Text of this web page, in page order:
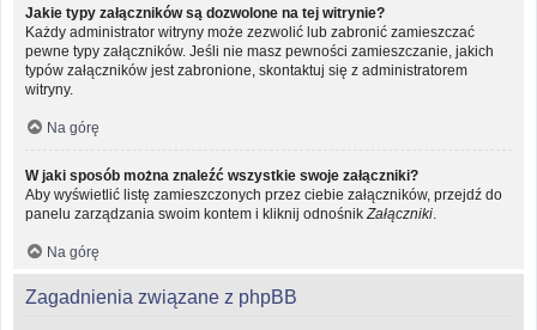
Jakie typy załączników są dozwolone na tej witrynie?
Każdy administrator witryny może zezwolić lub zabronić zamieszczać
pewne typy załączników. Jeśli nie masz pewności zamieszczanie, jakich
typów załączników jest zabronione, skontaktuj się z administratorem
witryny.
Na górę
W jaki sposób można znaleźć wszystkie swoje załączniki?
Aby wyświetlić listę zamieszczonych przez ciebie załączników, przejdź do
panelu zarządzania swoim kontem i kliknij odnośnik Załączniki
Na górę
Zagadnienia związane z phpBB